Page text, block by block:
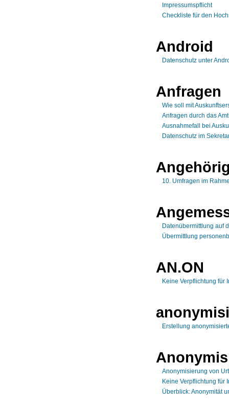
Impressumspflicht
Checkliste für den
Android
Datenschutz unter
Anfragen
Wie soll mit
Anfragen durch das
Ausnahmefall bei
Datenschutz im
10. Umfragen im
Datenübermittlung auf
Übermittlung
AN.ON
Keine Verpflichtung für
Erstellung
Anonymisierung von
Keine Verpflichtung für
Überblick: Anonymität